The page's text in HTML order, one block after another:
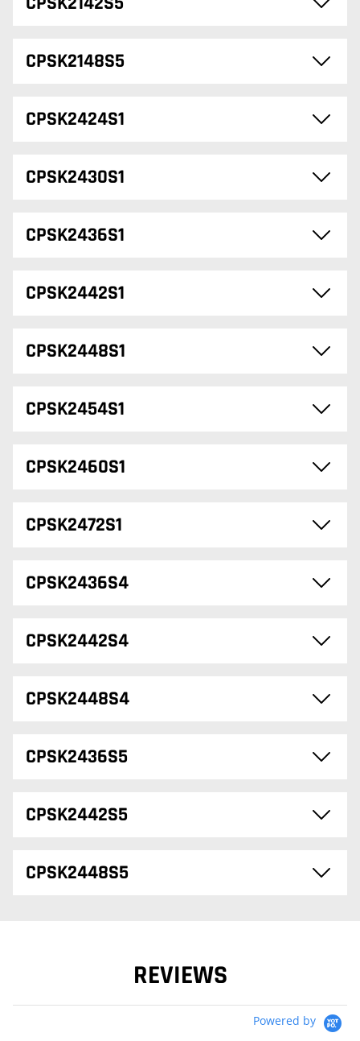
CPSK2148S5
CPSK2424S1
CPSK2430S1
CPSK2436S1
CPSK2442S1
CPSK2448S1
CPSK2454S1
CPSK2460S1
CPSK2472S1
CPSK2436S4
CPSK2442S4
CPSK2448S4
CPSK2436S5
CPSK2442S5
CPSK2448S5
REVIEWS
Powered by